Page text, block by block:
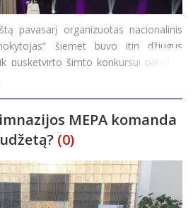
pavasarį organizuotas nacionalinis
šiemet buvo itin džiugus
pusketvirto šimto konkursui pateiktų
os nominacij
MEPA komanda
(0)